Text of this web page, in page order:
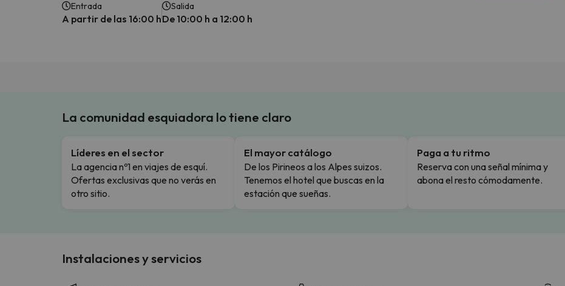
Entrada
A partir de las 16:00 h
Salida
De 10:00 h a 12:00 h
La comunidad esquiadora lo tiene claro
Líderes en el sector
La agencia nº1 en viajes de esquí.
Ofertas exclusivas que no verás en
otro sitio.
El mayor catálogo
De los Pirineos a los Alpes suizos.
Tenemos el hotel que buscas en la
estación que sueñas.
Paga a tu ritmo
Reserva con una señal mínima y
abona el resto cómodamente.
Instalaciones y servicios